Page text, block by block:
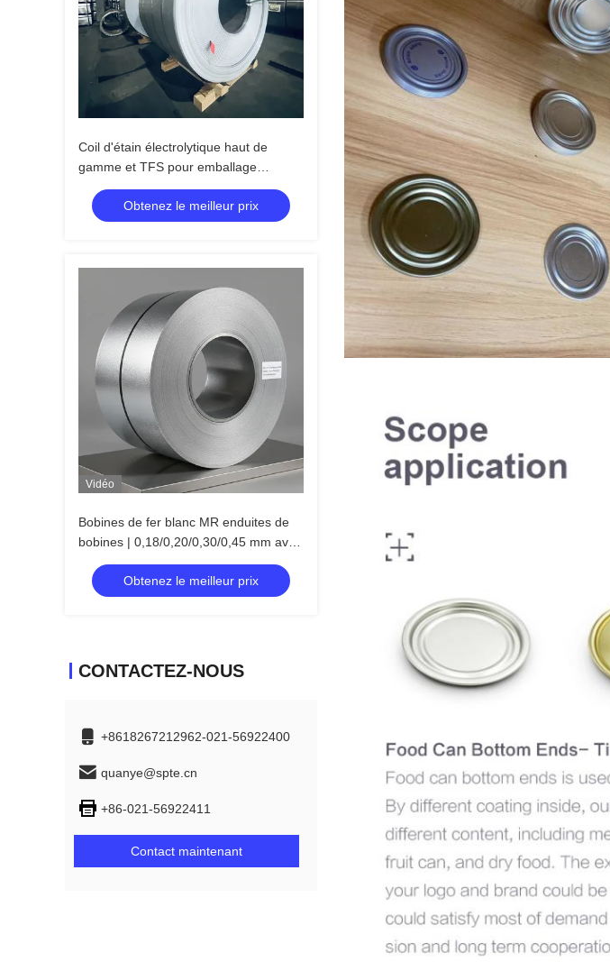
Coil d'étain électrolytique haut de
gamme et TFS pour emballage
alimentaire mondial
Obtenez le meilleur prix
Vidéo
Bobines de fer blanc MR enduites de
bobines | 0,18/0,20/0,30/0,45 mm avec
une excellente résistance à la rouille
Obtenez le meilleur prix
CONTACTEZ-NOUS
+8618267212962-021-56922400
quanye@spte.cn
+86-021-56922411
Contact maintenant